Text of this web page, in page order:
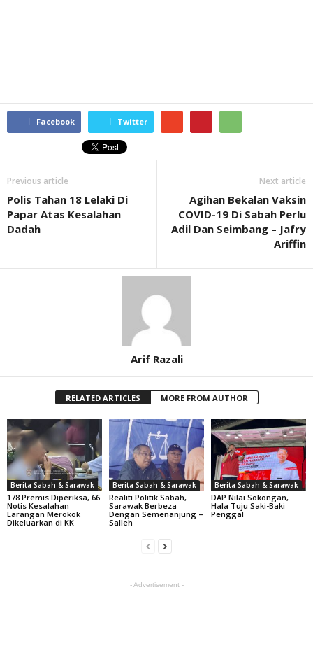
Facebook Twitter
Previous article
Polis Tahan 18 Lelaki Di
Papar Atas Kesalahan
Dadah
Next article
Agihan Bekalan Vaksin
COVID-19 Di Sabah Perlu
Adil Dan Seimbang – Jafry
Ariffin
Arif Razali
RELATED ARTICLES MORE FROM AUTHOR
Berita Sabah & Sarawak
178 Premis Diperiksa, 66
Notis Kesalahan
Larangan Merokok
Dikeluarkan di KK
Berita Sabah & Sarawak
Realiti Politik Sabah,
Sarawak Berbeza
Dengan Semenanjung –
Salleh
Berita Sabah & Sarawak
DAP Nilai Sokongan,
Hala Tuju Saki-Baki
Penggal
- Advertisement -